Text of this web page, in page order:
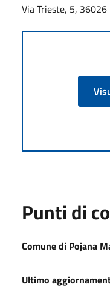
Via Trieste, 5,
Punti di
Comune di Pojana
Ultimo